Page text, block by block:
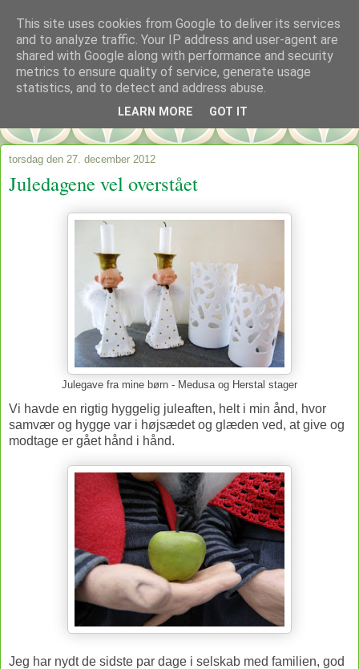
torsdag den 27. december 2012
Juledagene vel overstået
Julegave fra mine børn - Medusa og Herstal stager
Vi havde en rigtig hyggelig juleaften, helt i min ånd, hvor
samvær og hygge var i højsædet og glæden ved, at give og
modtage er gået hånd i hånd.
Jeg har nydt de sidste par dage i selskab med familien, god
This site uses cookies from Google to deliver its services
and to analyze traffic. Your IP address and user-agent are
shared with Google along with performance and security
metrics to ensure quality of service, generate usage
statistics, and to detect and address abuse.
LEARN MORE GOT IT